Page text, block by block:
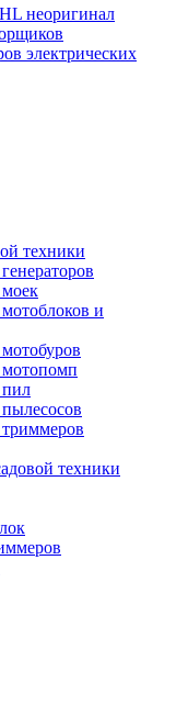
неоригинал
электрических
техники
и
техники